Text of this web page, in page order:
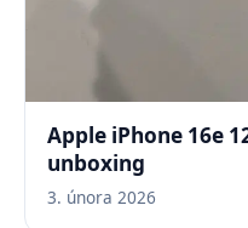
Apple iPhone 16e
unboxing
3. února 2026